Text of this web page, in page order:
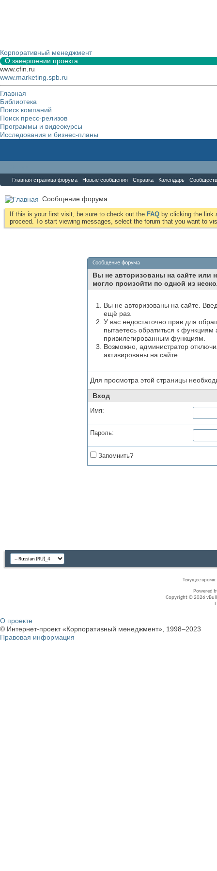
Корпоративный менеджмент
О завершении проекта
www.cfin.ru
www.marketing.spb.ru
Главная
Библиотека
Поиск компаний
Поиск пресс-релизов
Программы и видеокурсы
Исследования и бизнес-планы
Главная страница форума Новые сообщения Справка Календарь
Сообщение форума
If this is your first visit, be sure to check out the FAQ by clicking the link
proceed. To start viewing messages, select the forum that you want to
Сообщение форума
Вы не авторизованы на сайте или
могло произойти по одной из
Вы не авторизованы на сайте.
ещё раз.
У вас недостаточно прав для
пытаетесь обратиться к
привилегированным функциям.
Возможно, администратор
активированы на сайте.
Для просмотра этой страницы
Вход
Имя:
Пароль:
Запомнить?
Текущее время:
Powered
Copyright © 2026
О проекте
© Интернет-проект «Корпоративный менеджмент», 1998–2023
Правовая информация